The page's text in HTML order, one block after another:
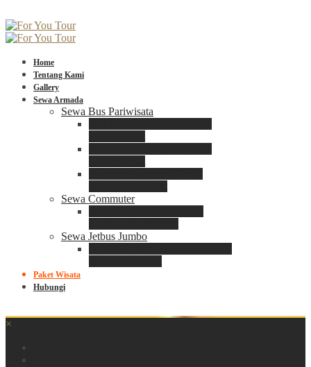
Home
Tentang Kami
Gallery
Sewa Armada
Sewa Bus Pariwisata
Sewa Commuter
Sewa Jetbus Jumbo
Paket Wisata
Hubungi
×